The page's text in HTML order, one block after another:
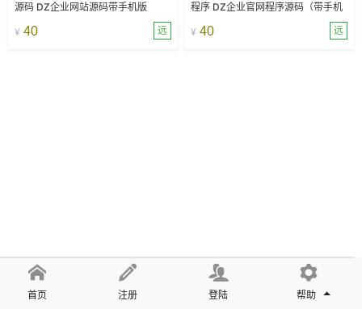
源码 DZ企业网站源码带手机版
¥ 40 远
程序 DZ企业官网程序源码（带手机
端+纯模板）
¥ 40 远
首页 注册 登陆 帮助